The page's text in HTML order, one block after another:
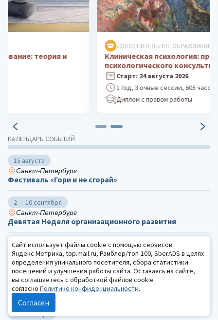
КАЛЕНДАРЬ СОБЫТИЙ
15 августа
Санкт-Петербург
Фестиваль «Гори и не сгорай»
2 — 10 сентября
Санкт-Петербург
Девятая Неделя организационного развития
25 сентября
Калуга, Ташкент
V Международная научно-практическая
конференция «Актуальные вопросы судебной
психологической экспертизы и комплексной
экспертизы с участием психолога»
29 сентября
ДОПОЛНИТЕЛЬНОЕ ОБРАЗОВАНИЕ
Клиническая психология: практика
психологического консультирования
1 год, 3 очные сессии, 605 часов
Сайт использует файлы cookie с помощью сервисов
Яндекс Метрика, top.mail.ru, Рамблер/топ-100, SberADS в целях
определения уникального посетителя, сбора статистики
посещений и улучшения работы сайта. Оставаясь на сайте,
вы соглашаетесь с обработкой файлов cookie
согласно Политике конфиденциальности.
Согласен